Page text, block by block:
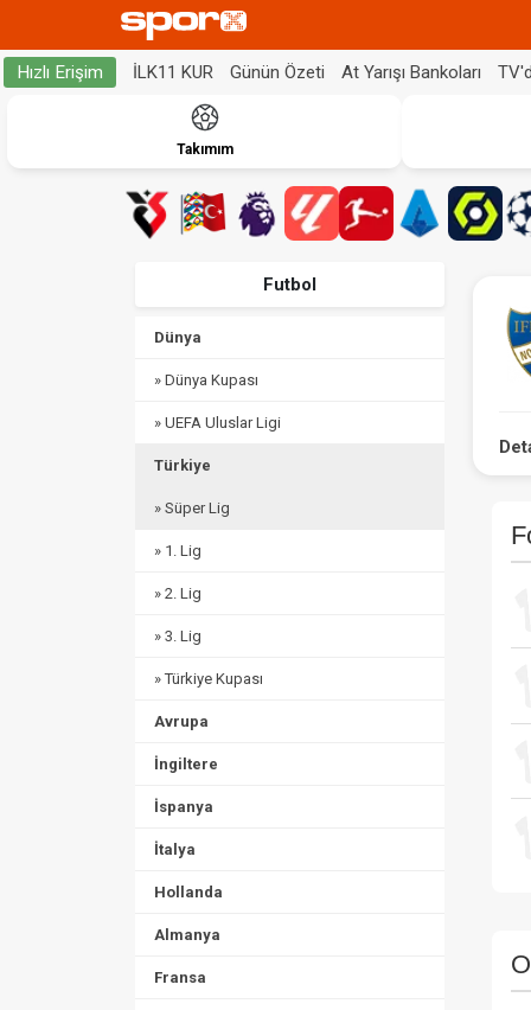
Hızlı Erişim İLK11 KUR Günün Özeti At Yarışı Bankoları
Takımım
Futbol
Dünya
» Dünya Kupası
» UEFA Uluslar Ligi
Türkiye
» Süper Lig
» 1. Lig
» 2. Lig
» 3. Lig
» Türkiye Kupası
Avrupa
İngiltere
İspanya
İtalya
Hollanda
Almanya
Fransa